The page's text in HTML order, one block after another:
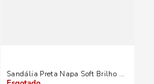
Sandália Preta Napa Soft Brilho Salto Baixo